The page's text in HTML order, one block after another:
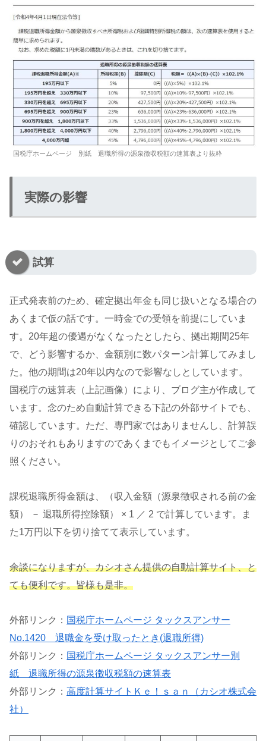
国税庁ホームページ 別紙 退職所得の源泉徴収税額の速算表より抜粋
実際の影響
試算
正式発表前のため、確定拠出年金も同じ扱いとなる場合の
あくまで仮の話です。一時金での受領を前提にしていま
す。20年超の優遇がなくなったとしたら、拠出期間25年
で、どう影響するか、金額別に数パターン計算してみまし
た。他の期間は20年以内なので影響なしとしています。
国税庁の速算表（上記画像）により、ブログ主が作成して
います。念のため自動計算できる下記の外部サイトでも、
確認しています。ただ、専門家ではありませんし、計算誤
りのおそれもありますのであくまでもイメージとしてご参
照ください。
課税退職所得金額は、（収入金額（源泉徴収される前の金
額） － 退職所得控除額） × 1 ／ 2 で計算しています。ま
た1万円以下を切り捨てて表示しています。
余談になりますが、カシオさん提供の自動計算サイト、と
ても便利です。皆様も是非。
外部リンク： 国税庁ホームページ タックスアンサー
No.1420 退職金を受け取ったとき(退職所得)
外部リンク： 国税庁ホームページ タックスアンサー別
紙 退職所得の源泉徴収税額の速算表
外部リンク： 高度計算サイトＫｅ！ｓａｎ（カシオ株式会
社）